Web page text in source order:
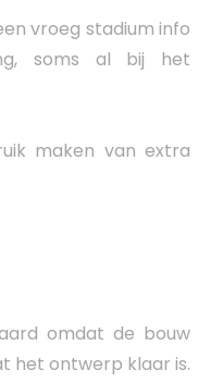
vroeg stadium info
soms al bij het
maken van extra
omdat de bouw
het ontwerp klaar is.